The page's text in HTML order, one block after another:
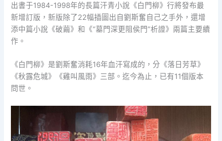
出書于1984-1998年的長篇汗青小說《白門柳》行將發布最
新增訂版，新版除了22幅插圖出自劉斯奮自己之手外，還增
添中篇小說《破繭》和《“墓門深更阻侯門”析證》兩篇主要續
作。
《白門柳》是劉斯奮消耗16年血汗寫成的，分《落日芳草》
《秋露危城》《雞叫風雨》三部。迄今為止，已有11個版本
問世。